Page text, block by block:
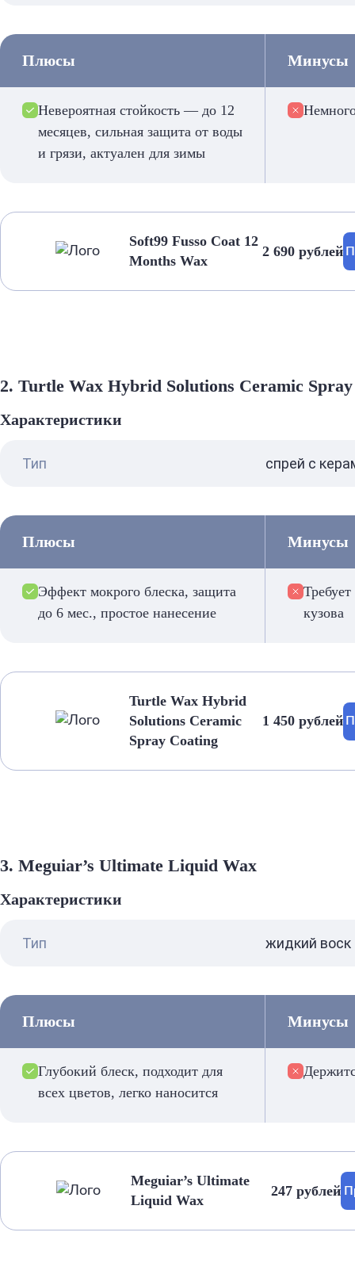
Плюсы
Невероятная стойкость — до 12
месяцев, сильная защита от воды
и грязи, актуален для зимы
Минусы
Soft99 Fusso Coat 12
Months Wax
2 690 рублей
2. Turtle Wax Hybrid Solutions Ceramic
Характеристики
Тип спрей с
Плюсы
Эффект мокрого блеска, защита
до 6 мес., простое нанесение
Минусы
кузова
Turtle Wax Hybrid
Solutions Ceramic
Spray Coating
1 450 рублей
3. Meguiar’s Ultimate Liquid Wax
Характеристики
Тип жидкий воск
Плюсы
Глубокий блеск, подходит для
всех цветов, легко наносится
Минусы
Meguiar’s Ultimate
Liquid Wax
247 рублей